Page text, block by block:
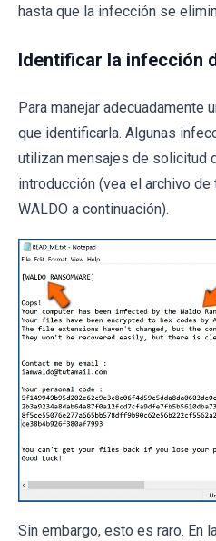
hasta que la infección se
Identificar la infección
Para manejar adecuadamente
que identificarla. Algunas
utilizan mensajes de solicitud
introducción (vea el archivo
WALDO a continuación).
Sin embargo, esto es raro. En